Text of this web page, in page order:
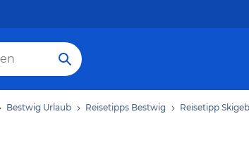
Bestwig Urlaub Reisetipps Bestwig Reisetipp